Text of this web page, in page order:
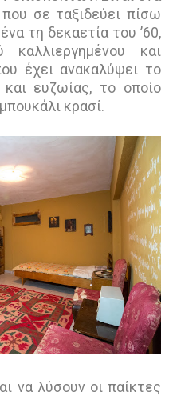
που σε ταξιδεύει πίσω
τη δεκαετία του ’60,
και
έχει ανακαλύψει το
ευζωίας, το οποίο
κρασί.
να λύσουν οι παίκτες